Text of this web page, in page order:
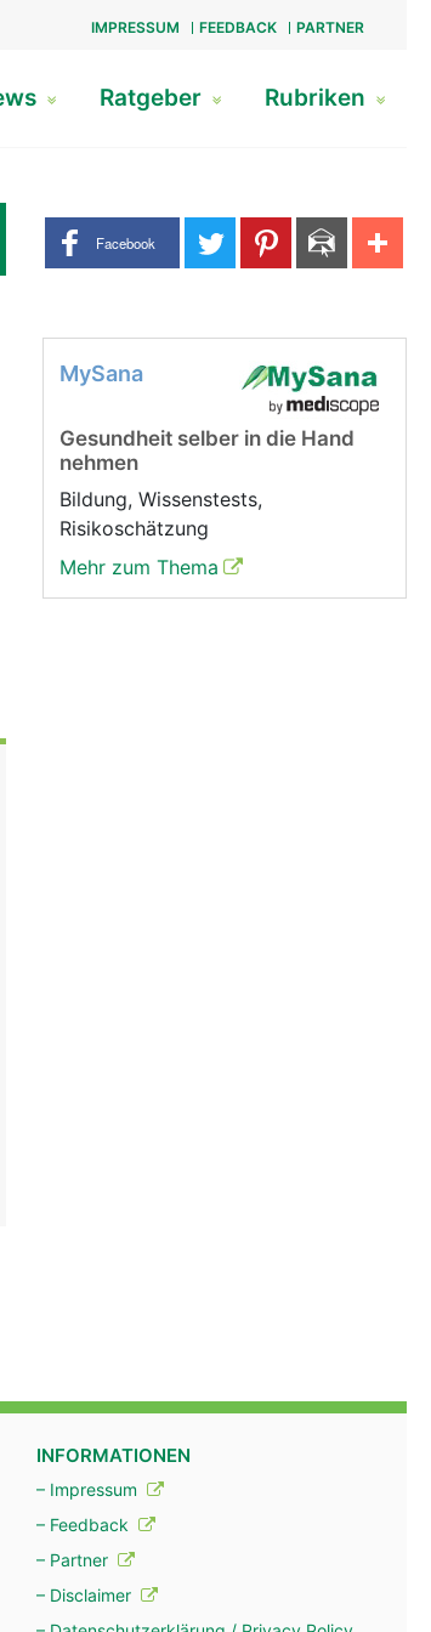
IMPRESSUM FEEDBACK PARTNER
Ratgeber Rubriken
Share buttons
Facebook
MySana
Gesundheit selber in die Hand
nehmen
Bildung, Wissenstests,
Risikoschätzung
Mehr zum Thema
INFORMATIONEN
– Impressum
– Feedback
– Partner
– Disclaimer